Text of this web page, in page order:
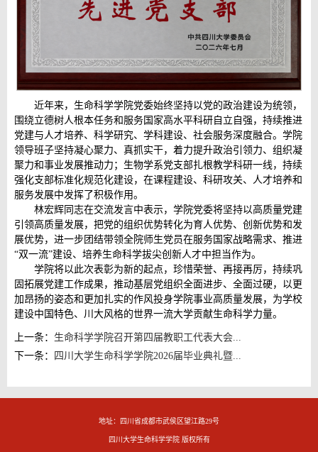
近年来，生命科学学院党委始终坚持以党的政治建设为统领，
围绕立德树人根本任务和服务国家高水平科研自立自强，持续推进
党建与人才培养、科学研究、学科建设、社会服务深度融合。学院
领导班子坚持凝心聚力、真抓实干，着力提升政治引领力、组织凝
聚力和事业发展推动力；生物学系党支部扎根教学科研一线，持续
强化支部标准化规范化建设，在课程建设、科研攻关、人才培养和
服务发展中发挥了积极作用。
林宏辉同志在交流发言中表示，学院党委将坚持以高质量党建
引领高质量发展，把党的组织优势转化为育人优势、创新优势和发
展优势，进一步团结带领全院师生党员在服务国家战略需求、推进
“双一流”建设、培养生命科学拔尖创新人才中担当作为。
学院将以此次表彰为新的起点，珍惜荣誉、再接再厉，持续巩
固拓展党建工作成果，推动基层党组织全面进步、全面过硬，以更
加昂扬的姿态和更加扎实的作风投身学院事业高质量发展，为学校
建设中国特色、川大风格的世界一流大学贡献生命科学力量。
上一条： 生命科学学院召开第四届教职工代表大会...
下一条：
四川大学生命科学学院2026届毕业典礼暨...
地址：四川省成都市武侯区望江路29号
四川大学生命科学学院 版权所有